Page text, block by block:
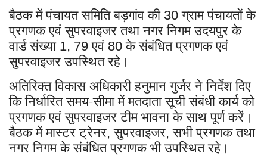
बैठक में पंचायत समिति बड़गांव की 30ग्राम पंचायतों के
प्रगणक एवं सुपरवाइजर तथा नगर निगम उदयपुर के
वार्ड संख्या 1, 79एवं 80के संबंधित प्रगणक एवं
सुपरवाइजर उपस्थित रहे।
अतिरिक्त विकास अधिकारी हनुमान गुर्जर ने निर्देश दिए
कि निर्धारित समय-सीमा में मतदाता सूची संबंधी कार्य को
प्रगणक एवं सुपरवाइजर टीम भावना के साथ पूर्ण करें।
बैठक में मास्टर ट्रेनर,सुपरवाइजर,सभी प्रगणक तथा
नगर निगम के संबंधित प्रगणक भी उपस्थित रहे।